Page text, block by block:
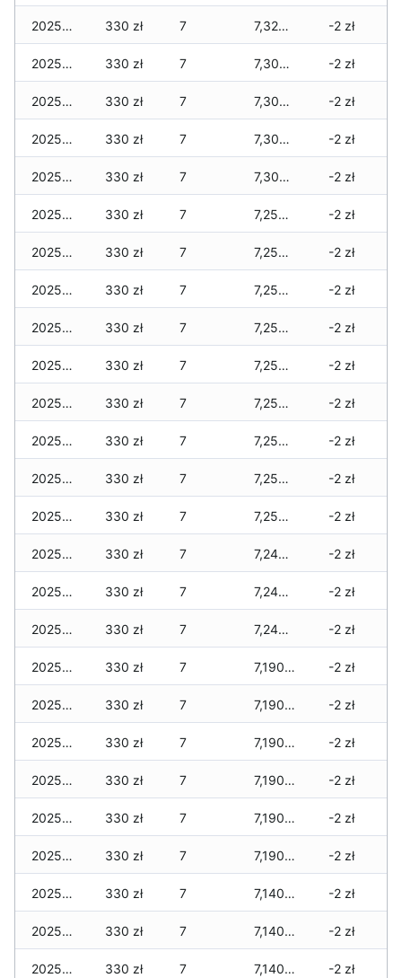
2025-12-29 330 zł 7 7,320 zł -2 zł
2025-12-28 330 zł 7 7,300 zł -2 zł
2025-12-27 330 zł 7 7,300 zł -2 zł
2025-12-26 330 zł 7 7,300 zł -2 zł
2025-12-25 330 zł 7 7,300 zł -2 zł
2025-12-24 330 zł 7 7,250 zł -2 zł
2025-12-23 330 zł 7 7,250 zł -2 zł
2025-12-22 330 zł 7 7,250 zł -2 zł
2025-12-21 330 zł 7 7,250 zł -2 zł
2025-12-20 330 zł 7 7,250 zł -2 zł
2025-12-19 330 zł 7 7,250 zł -2 zł
2025-12-18 330 zł 7 7,250 zł -2 zł
2025-12-17 330 zł 7 7,250 zł -2 zł
2025-12-16 330 zł 7 7,250 zł -2 zł
2025-12-15 330 zł 7 7,240 zł -2 zł
2025-12-14 330 zł 7 7,240 zł -2 zł
2025-12-13 330 zł 7 7,240 zł -2 zł
2025-12-12 330 zł 7 7,190 zł -2 zł
2025-12-11 330 zł 7 7,190 zł -2 zł
2025-12-10 330 zł 7 7,190 zł -2 zł
2025-12-09 330 zł 7 7,190 zł -2 zł
2025-12-08 330 zł 7 7,190 zł -2 zł
2025-12-07 330 zł 7 7,190 zł -2 zł
2025-12-06 330 zł 7 7,140 zł -2 zł
2025-12-05 330 zł 7 7,140 zł -2 zł
2025-12-04 330 zł 7 7,140 zł -2 zł